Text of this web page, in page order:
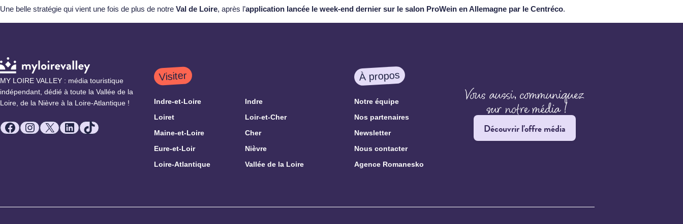
Une belle stratégie qui vient une fois de plus de notre Val de Loire, après l’application lancée le week-end dernier sur le salon ProWein en Allemagne par le Centréco.
MY LOIRE VALLEY : média touristique
indépendant, dédié à toute la Vallée de la
Loire, de la Nièvre à la Loire-Atlantique !
Facebook
Instagram
X LinkedIn
TikTok
Visiter
Indre-et-Loire
Indre
Loiret
Loir-et-Cher
Maine-et-Loire
Cher
Eure-et-Loir
Nièvre
Loire-Atlantique
Vallée de la Loire
À propos
Notre équipe
Nos partenaires
Newsletter
Nous contacter
Agence Romanesko
Découvrir l'offre média